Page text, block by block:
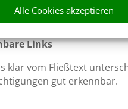
Alle Cookies akzeptieren
Links
klar vom Fließtext
gut erkennbar.